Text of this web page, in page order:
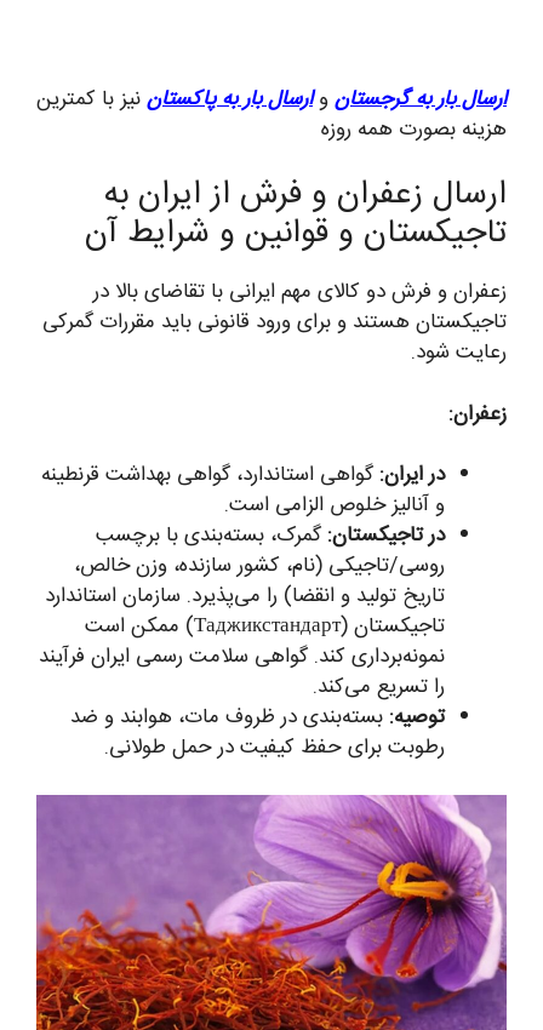
ارسال بار به گرجستانوارسال بار به پاکستاننیز با کمترین
هزینه بصورت همه روزه
ارسال زعفران و فرش از ایران به
تاجیکستان و قوانین و شرایط آن
زعفران و فرش دو کالای مهم ایرانی با تقاضای بالا در
تاجیکستان هستند و برای ورود قانونی باید مقررات گمرکی
رعایت شود.
زعفران:
در ایران: گواهی استاندارد، گواهی بهداشت قرنطینه
و آنالیز خلوص الزامی است.
در تاجیکستان: گمرک، بسته‌بندی با برچسب
روسی/تاجیکی (نام، کشور سازنده، وزن خالص،
تاریخ تولید و انقضا) را می‌پذیرد. سازمان استاندارد
تاجیکستان (Таджикстандарт) ممکن است
نمونه‌برداری کند. گواهی سلامت رسمی ایران فرآیند
را تسریع می‌کند.
توصیه: بسته‌بندی در ظروف مات، هوابند و ضد
رطوبت برای حفظ کیفیت در حمل طولانی.